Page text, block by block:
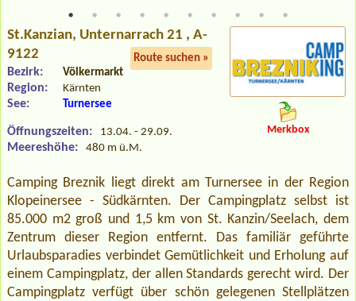
St.Kanzian, Unternarrach 21 , A-
9122
Route suchen »
Bezirk: Völkermarkt
Region: Kärnten
See: Turnersee
Öffnungszeiten: 13.04. - 29.09.
Meereshöhe: 480 m ü.M.
Merkbox
Camping Breznik liegt direkt am Turnersee in der Region
Klopeinersee - Südkärnten. Der Campingplatz selbst ist
85.000 m2 groß und 1,5 km von St. Kanzin/Seelach, dem
Zentrum dieser Region entfernt. Das familiär geführte
Urlaubsparadies verbindet Gemütlichkeit und Erholung auf
einem Campingplatz, der allen Standards gerecht wird. Der
Campingplatz verfügt über schön gelegenen Stellplätzen